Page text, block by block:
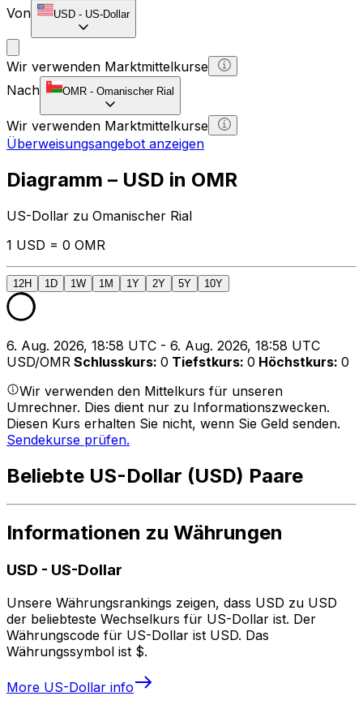
Von
USD - US-Dollar
Wir verwenden Marktmittelkurse
Nach
OMR - Omanischer Rial
Wir verwenden Marktmittelkurse
Überweisungsangebot anzeigen
Diagramm – USD in OMR
US-Dollar zu Omanischer Rial
1 USD = 0 OMR
12H 1D 1W 1M 1Y 2Y 5Y 10Y
6. Aug. 2026, 18:58 UTC - 6. Aug. 2026, 18:58 UTC
USD/OMR Schlusskurs: 0 Tiefstkurs: 0 Höchstkurs: 0
Wir verwenden den Mittelkurs für unseren
Umrechner. Dies dient nur zu Informationszwecken.
Diesen Kurs erhalten Sie nicht, wenn Sie Geld senden.
Sendekurse prüfen.
Beliebte US-Dollar (USD) Paare
Informationen zu Währungen
USD - US-Dollar
Unsere Währungsrankings zeigen, dass USD zu USD
der beliebteste Wechselkurs für US-Dollar ist. Der
Währungscode für US-Dollar ist USD. Das
Währungssymbol ist $.
More US-Dollar info